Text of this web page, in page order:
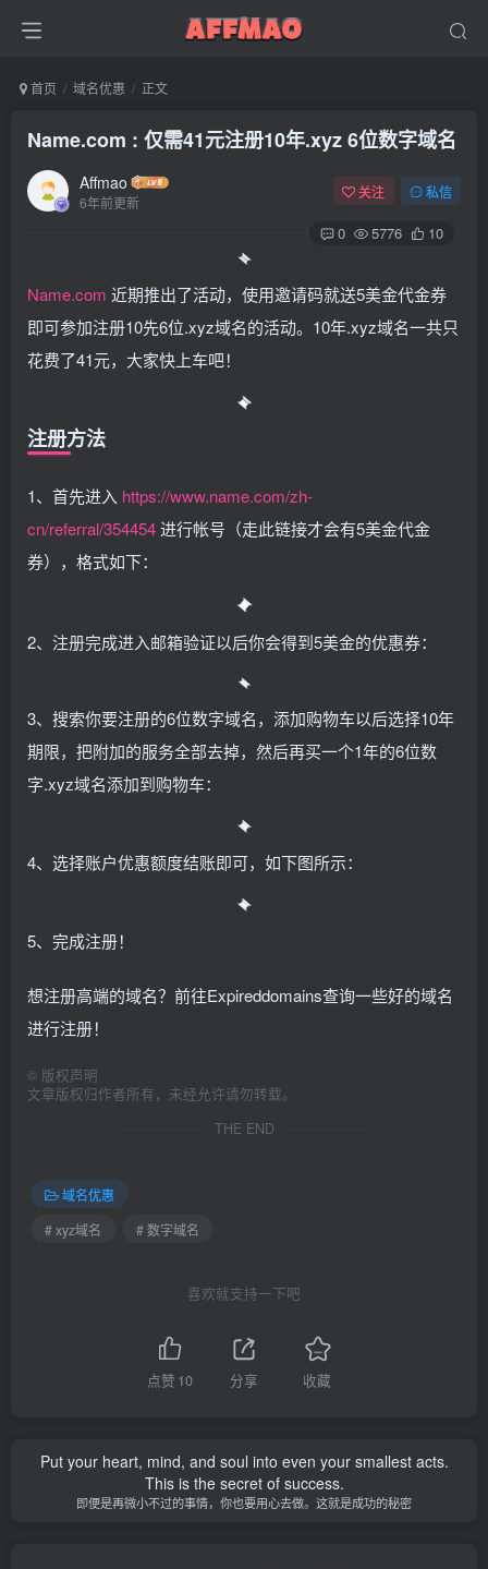
首页 域名优惠 正文
Name.com : 仅需41元注册10年.xyz 6位数字域名
Affmao
6年前更新
关注 私信
0 5776 10
Name.com 近期推出了活动，使用邀请码就送5美金代金券
即可参加注册10先6位.xyz域名的活动。10年.xyz域名一共只
花费了41元，大家快上车吧！
注册方法
1、首先进入 https://www.name.com/zh-
cn/referral/354454进行帐号（走此链接才会有5美金代金
券），格式如下：
2、注册完成进入邮箱验证以后你会得到5美金的优惠券：
3、搜索你要注册的6位数字域名，添加购物车以后选择10年
期限，把附加的服务全部去掉，然后再买一个1年的6位数
字.xyz域名添加到购物车：
4、选择账户优惠额度结账即可，如下图所示：
5、完成注册！
想注册高端的域名？前往Expireddomains查询一些好的域名
进行注册！
© 版权声明
文章版权归作者所有，未经允许请勿转载。
THE END
域名优惠
# xyz域名
# 数字域名
喜欢就支持一下吧
点赞 10 分享 收藏
Put your heart, mind, and soul into even your smallest acts.
This is the secret of success.
即便是再微小不过的事情，你也要用心去做。这就是成功的秘密